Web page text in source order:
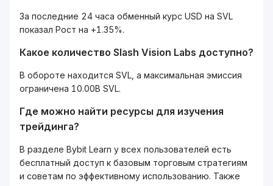
За последние 24 часа обменный курс USD на SVL
показал Рост на +1.35%.
Какое количество Slash Vision Labs доступно?
В обороте находится SVL, а максимальная эмиссия
ограничена 10.00B SVL.
Где можно найти ресурсы для изучения
трейдинга?
В разделе Bybit Learn у всех пользователей есть
бесплатный доступ к базовым торговым стратегиям
и советам по эффективному использованию. Также